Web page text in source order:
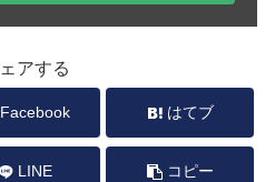
アする
Facebook はてブ
LINE コピー